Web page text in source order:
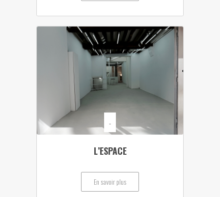
-
L’ESPACE
En savoir plus